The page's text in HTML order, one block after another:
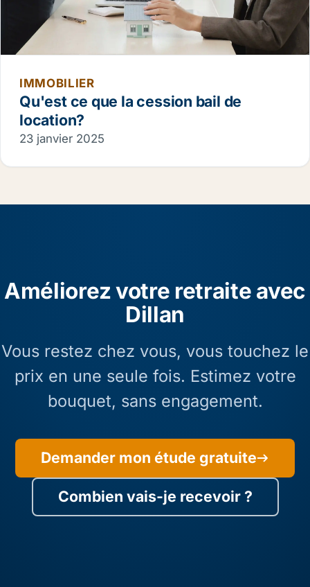
IMMOBILIER
Qu'est ce que la cession bail de
location?
23 janvier 2025
Améliorez votre retraite avec
Dillan
Vous restez chez vous, vous touchez le
prix en une seule fois. Estimez votre
bouquet, sans engagement.
Demander mon étude gratuite
Combien vais-je recevoir ?